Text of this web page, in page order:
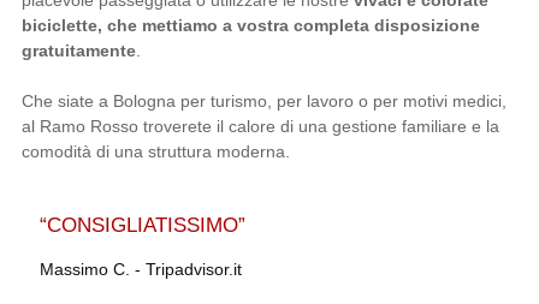
biciclette, che mettiamo a vostra completa disposizione
gratuitamente.
Che siate a Bologna per turismo, per lavoro o per motivi medici,
al Ramo Rosso troverete il calore di una gestione familiare e la
comodità di una struttura moderna.
“CONSIGLIATISSIMO”
Massimo C. - Tripadvisor.it